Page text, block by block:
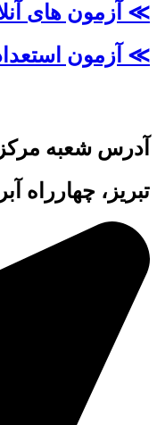
≫ آزمون های
≫ آزمون
آدرس شعبه
تبریز، چهارراه